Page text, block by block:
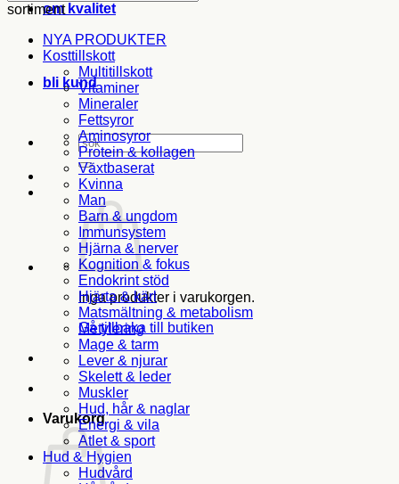
om kvalitet
bli kund
Sök
efter:
Inga produkter i varukorgen.
Gå tillbaka till butiken
Varukorg
sortiment
NYA PRODUKTER
Kosttillskott
Multitillskott
Vitaminer
Mineraler
Fettsyror
Aminosyror
Protein & kollagen
Växtbaserat
Kvinna
Man
Barn & ungdom
Immunsystem
Hjärna & nerver
Kognition & fokus
Endokrint stöd
Hjärta & kärl
Matsmältning & metabolism
Metylering
Mage & tarm
Lever & njurar
Skelett & leder
Muskler
Hud, hår & naglar
Energi & vila
Atlet & sport
Hud & Hygien
Hudvård